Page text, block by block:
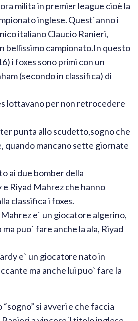
milita in premier league cioè la
inglese. Quest`anno i
italiano Claudio Ranieri,
bellissimo campionato.In questo
i foxes sono primi con un
(secondo in classifica) di
lottavano per non retrocedere
punta allo scudetto,sogno che
quando mancano sette giornate
ai due bomber della
e Riyad Mahrez che hanno
classifica i foxes.
e` un giocatore algerino,
puo` fare anche la ala, Riyad
e` un giocatore nato in
ma anche lui puo` fare la
si avveri e che faccia